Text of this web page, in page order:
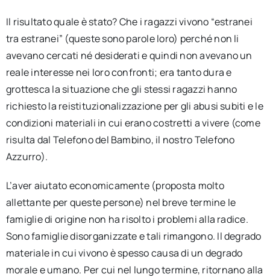
Il risultato quale è stato? Che i ragazzi vivono “estranei
tra estranei” (queste sono parole loro) perché non li
avevano cercati né desiderati e quindi non avevano un
reale interesse nei loro confronti; era tanto dura e
grottesca la situazione che gli stessi ragazzi hanno
richiesto la reistituzionalizzazione per gli abusi subiti e le
condizioni materiali in cui erano costretti a vivere (come
risulta dal Telefono del Bambino, il nostro Telefono
Azzurro).
L’aver aiutato economicamente (proposta molto
allettante per queste persone) nel breve termine le
famiglie di origine non ha risolto i problemi alla radice.
Sono famiglie disorganizzate e tali rimangono. Il degrado
materiale in cui vivono è spesso causa di un degrado
morale e umano. Per cui nel lungo termine, ritornano alla